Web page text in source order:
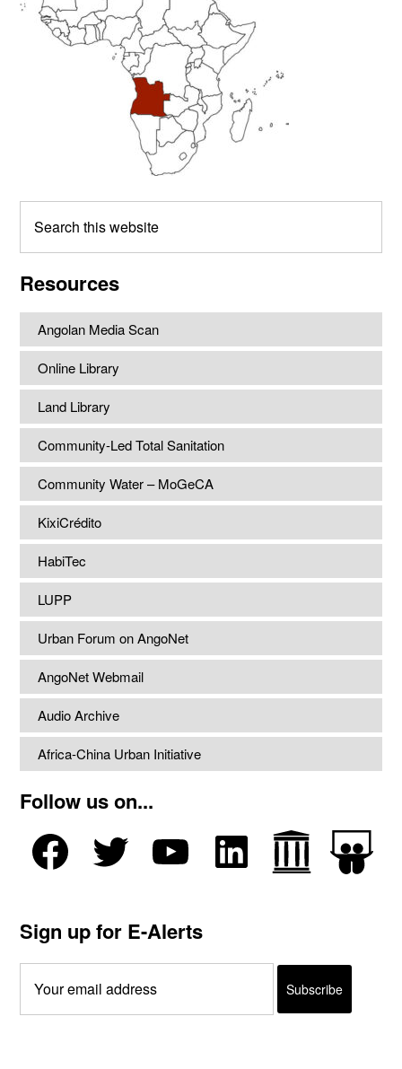
this
Resources
Angolan Media Scan
Online Library
Land Library
Community-Led Total Sanitation
Community Water – MoGeCA
KixiCrédito
HabiTec
LUPP
Urban Forum on AngoNet
AngoNet Webmail
Audio Archive
Africa-China Urban Initiative
Follow us on...
Sign up for E-Alerts